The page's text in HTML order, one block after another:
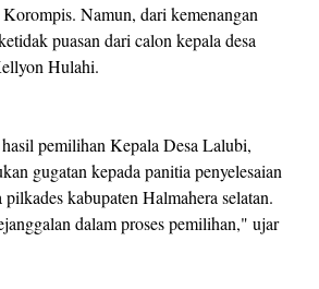
Namun, dari kemenangan
puasan dari calon kepala desa
Hulahi.
pemilihan Kepala Desa Lalubi,
gugatan kepada panitia penyelesaian
kabupaten Halmahera selatan.
dalam proses pemilihan," ujar